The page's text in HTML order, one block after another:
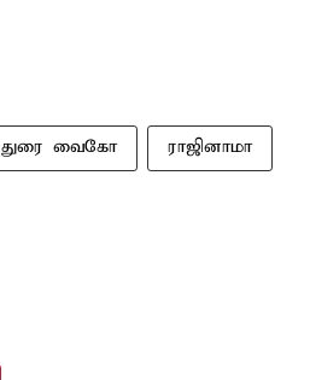
துரை வைகோ ராஜினாமா